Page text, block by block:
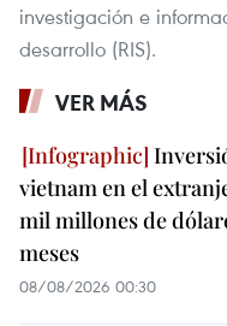
investigación e
desarrollo (RIS).
VER MÁS
vietnam en el
mil millones de
meses
08/08/2026 00:30